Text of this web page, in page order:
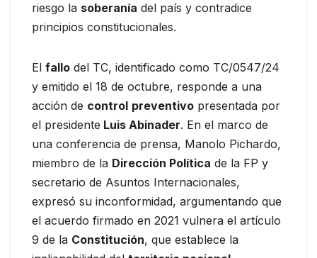
riesgo la soberanía del país y contradice
principios constitucionales.
El fallo del TC, identificado como TC/0547/24
y emitido el 18 de octubre, responde a una
acción de control preventivo presentada por
el presidente Luis Abinader. En el marco de
una conferencia de prensa, Manolo Pichardo,
miembro de la Dirección Política de la FP y
secretario de Asuntos Internacionales,
expresó su inconformidad, argumentando que
el acuerdo firmado en 2021 vulnera el artículo
9 de la Constitución, que establece la